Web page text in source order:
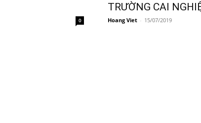
0
TRƯỜNG CAI
Hoang Viet - 15/07/2019